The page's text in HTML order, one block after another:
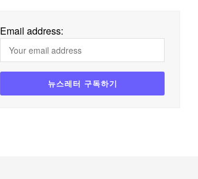
Email address: